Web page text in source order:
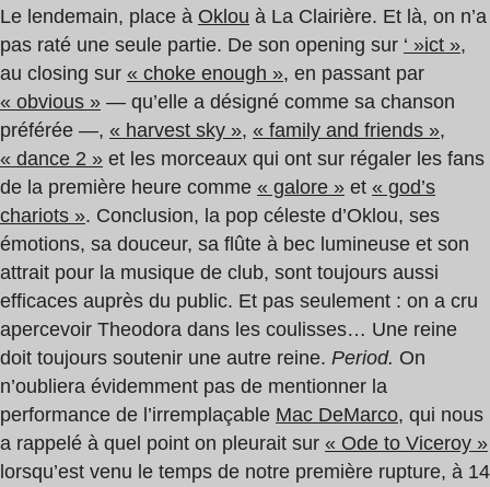
Le lendemain, place à Oklou à La Clairière. Et là, on n’a
pas raté une seule partie. De son opening sur ‘ »ict »,
au closing sur « choke enough », en passant par
« obvious » — qu’elle a désigné comme sa chanson
préférée —, « harvest sky », « family and friends »,
« dance 2 » et les morceaux qui ont sur régaler les fans
de la première heure comme « galore » et « god’s
chariots ». Conclusion, la pop céleste d’Oklou, ses
émotions, sa douceur, sa flûte à bec lumineuse et son
attrait pour la musique de club, sont toujours aussi
efficaces auprès du public. Et pas seulement : on a cru
apercevoir Theodora dans les coulisses… Une reine
doit toujours soutenir une autre reine. Period. On
n’oubliera évidemment pas de mentionner la
performance de l’irremplaçable Mac DeMarco, qui nous
a rappelé à quel point on pleurait sur « Ode to Viceroy »
lorsqu’est venu le temps de notre première rupture, à 14